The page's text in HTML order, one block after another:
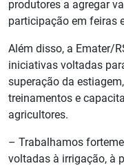
produtores a agregar
participação em feiras
Além disso, a Emater/
iniciativas voltadas
superação da
treinamentos e
agricultores.
– Trabalhamos
voltadas à irrigação, à